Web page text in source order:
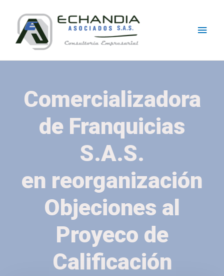
content
Comercializadora
de Franquicias
S.A.S.
en reorganización
Objeciones al
Proyeco de
Calificación